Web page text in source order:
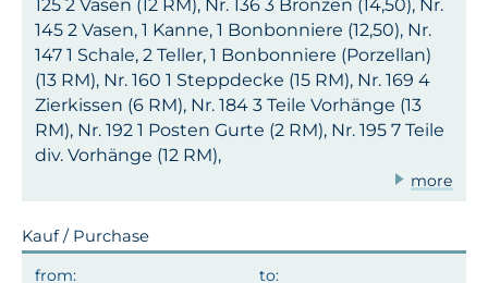
125 2 Vasen (12 RM), Nr. 136 3 Bronzen (14,50), Nr.
145 2 Vasen, 1 Kanne, 1 Bonbonniere (12,50), Nr.
147 1 Schale, 2 Teller, 1 Bonbonniere (Porzellan)
(13 RM), Nr. 160 1 Steppdecke (15 RM), Nr. 169 4
Zierkissen (6 RM), Nr. 184 3 Teile Vorhänge (13
RM), Nr. 192 1 Posten Gurte (2 RM), Nr. 195 7 Teile
div. Vorhänge (12 RM),
more
Kauf / Purchase